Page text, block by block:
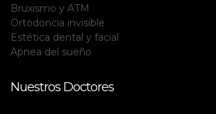
Bruxismo y ATM
Ortodoncia invisible
Estética dental y facial
Apnea del sueño
Nuestros Doctores